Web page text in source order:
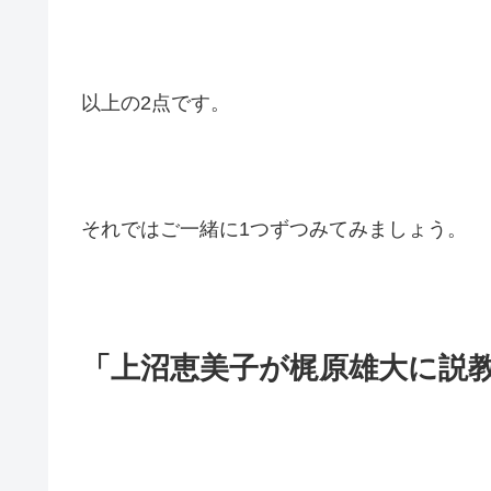
以上の2点です。
それではご一緒に1つずつみてみましょう。
「上沼恵美子が梶原雄大に説